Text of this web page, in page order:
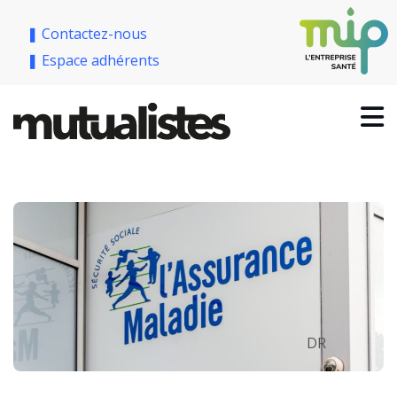
❚ Contactez-nous
❚ Espace adhérents
DR